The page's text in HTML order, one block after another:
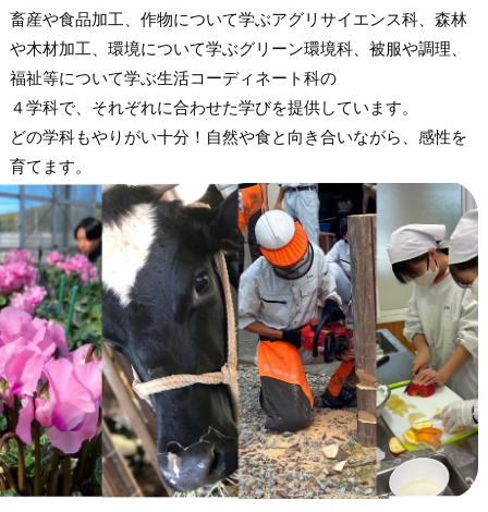
畜産や食品加工、作物について学ぶアグリサイエンス科、森林
や木材加工、環境について学ぶグリーン環境科、被服や調理、
福祉等について学ぶ生活コーディネート科の
４学科で、それぞれに合わせた学びを提供しています。
どの学科もやりがい十分！自然や食と向き合いながら、感性を
育てます。